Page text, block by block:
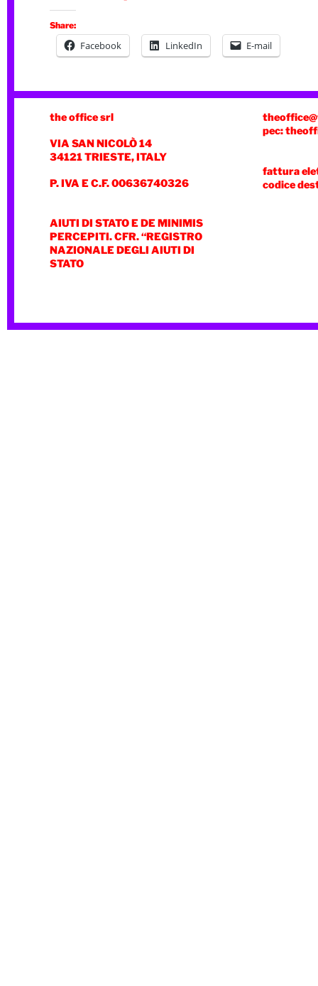
Share:
Facebook LinkedIn E-mail
the office srl
VIA SAN NICOLÒ 14
34121 TRIESTE, ITALY
P. IVA E C.F. 00636740326
AIUTI DI STATO E DE MINIMIS
PERCEPITI. CFR. “REGISTRO
NAZIONALE DEGLI AIUTI DI
STATO
pec:
fattura
codice